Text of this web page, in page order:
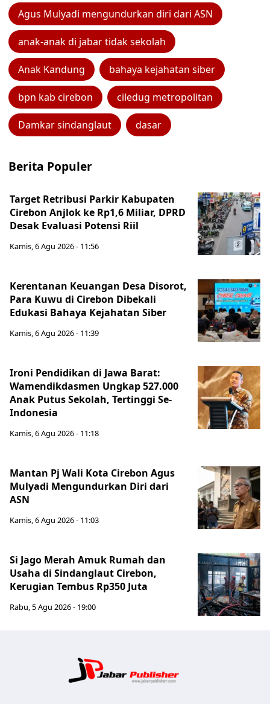
Agus Mulyadi mengundurkan diri dari ASN
anak-anak di jabar tidak sekolah
Anak Kandung bahaya kejahatan siber
bpn kab cirebon ciledug metropolitan
Damkar sindanglaut dasar
Berita Populer
Target Retribusi Parkir Kabupaten
Cirebon Anjlok ke Rp1,6 Miliar, DPRD
Desak Evaluasi Potensi Riil
Kamis, 6 Agu 2026 - 11:56
Kerentanan Keuangan Desa Disorot,
Para Kuwu di Cirebon Dibekali
Edukasi Bahaya Kejahatan Siber
Kamis, 6 Agu 2026 - 11:39
Ironi Pendidikan di Jawa Barat:
Wamendikdasmen Ungkap 527.000
Anak Putus Sekolah, Tertinggi Se-
Indonesia
Kamis, 6 Agu 2026 - 11:18
Mantan Pj Wali Kota Cirebon Agus
Mulyadi Mengundurkan Diri dari
ASN
Kamis, 6 Agu 2026 - 11:03
Si Jago Merah Amuk Rumah dan
Usaha di Sindanglaut Cirebon,
Kerugian Tembus Rp350 Juta
Rabu, 5 Agu 2026 - 19:00